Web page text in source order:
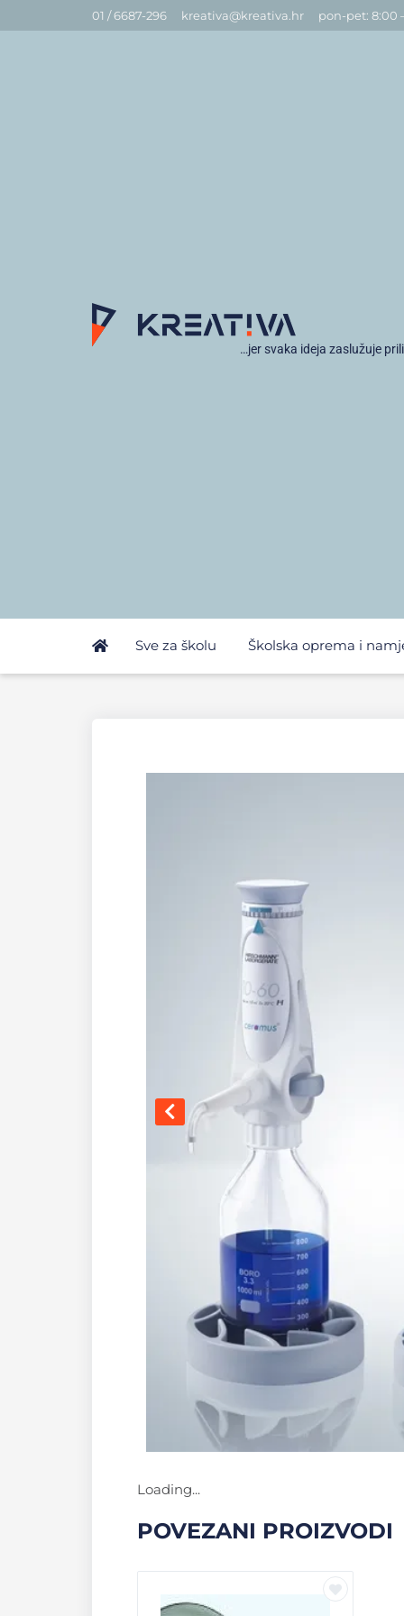
01 / 6687-296 kreativa@kreativa.hr pon-pet: 8:00
…jer svaka ideja zaslužuje
Sve za školu Školska oprema i
Loading...
POVEZANI PROIZVODI